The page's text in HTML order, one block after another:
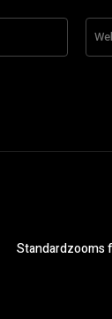
Mail:*
Standardzooms